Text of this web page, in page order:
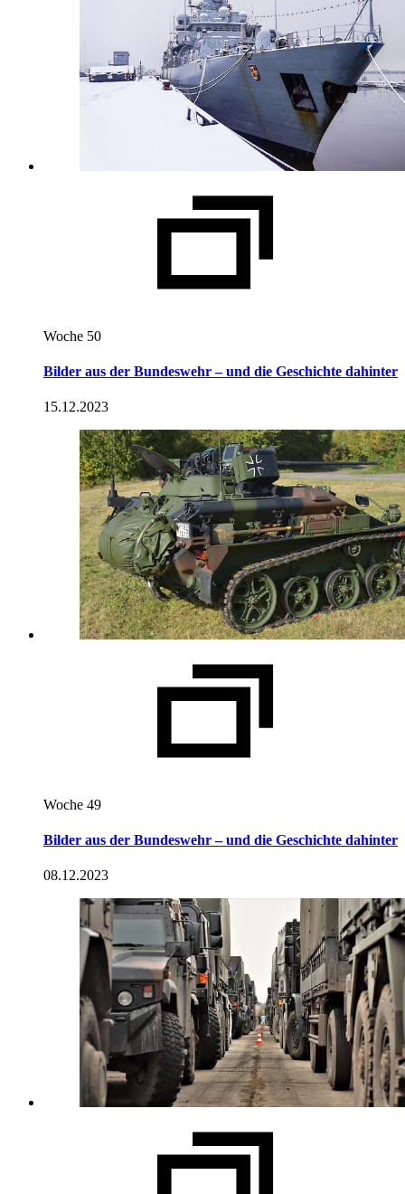
Woche 50
Bilder aus der Bundeswehr – und die Geschichte dahinter
15.12.2023
Woche 49
Bilder aus der Bundeswehr – und die Geschichte dahinter
08.12.2023